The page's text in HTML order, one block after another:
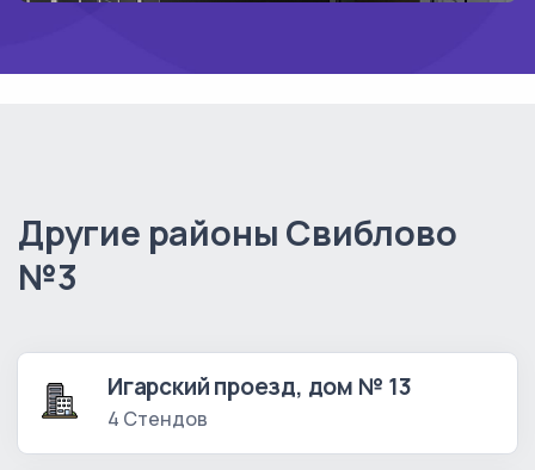
Другие районы Свиблово
№3
Игарский проезд, дом № 13
4 Стендов